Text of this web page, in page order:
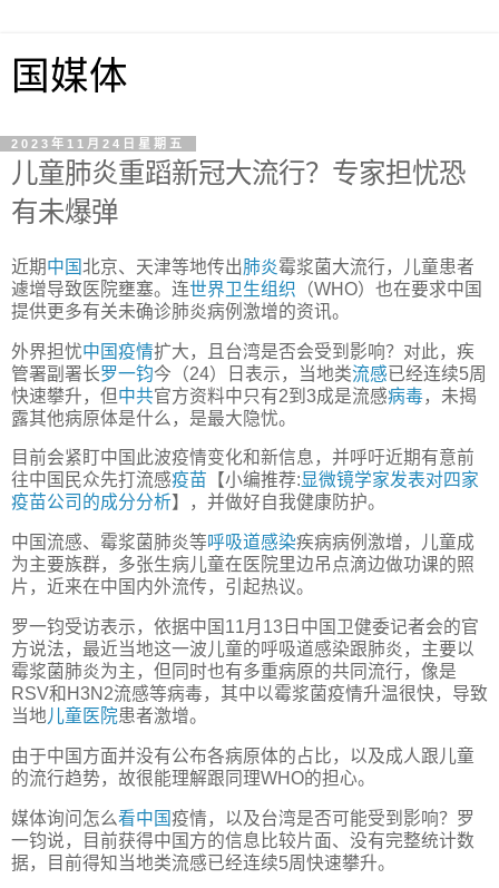
国媒体
2023年11月24日星期五
儿童肺炎重蹈新冠大流行？专家担忧恐
有未爆弹
近期中国北京、天津等地传出肺炎霉浆菌大流行，儿童患者
遽增导致医院壅塞。连世界卫生组织 （WHO）也在要求中国
提供更多有关未确诊肺炎病例激增的资讯。
外界担忧中国疫情扩大，且台湾是否会受到影响？对此，疾
管署副署长罗一钧今（24）日表示，当地类流感已经连续5周
快速攀升，但中共官方资料中只有2到3成是流感病毒，未揭
露其他病原体是什么，是最大隐忧。
目前会紧盯中国此波疫情变化和新信息，并呼吁近期有意前
往中国民众先打流感疫苗 【小编推荐:显微镜学家发表对四家
疫苗公司的成分分析】，并做好自我健康防护。
中国流感、霉浆菌肺炎等呼吸道感染疾病病例激增，儿童成
为主要族群，多张生病儿童在医院里边吊点滴边做功课的照
片，近来在中国内外流传，引起热议。
罗一钧受访表示，依据中国11月13日中国卫健委记者会的官
方说法，最近当地这一波儿童的呼吸道感染跟肺炎，主要以
霉浆菌肺炎为主，但同时也有多重病原的共同流行，像是
RSV和H3N2流感等病毒，其中以霉浆菌疫情升温很快，导致
当地儿童医院患者激增。
由于中国方面并没有公布各病原体的占比，以及成人跟儿童
的流行趋势，故很能理解跟同理WHO的担心。
媒体询问怎么看中国疫情，以及台湾是否可能受到影响？罗
一钧说，目前获得中国方的信息比较片面、没有完整统计数
据，目前得知当地类流感已经连续5周快速攀升。